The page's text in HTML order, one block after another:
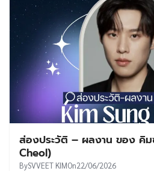
ส่องประวัติ – ผลงาน ของ คิ
Cheol)
BySVVEET KIMOn22/06/2026